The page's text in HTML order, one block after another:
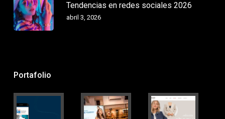
Tendencias en redes sociales 2026
abril 3, 2026
Portafolio